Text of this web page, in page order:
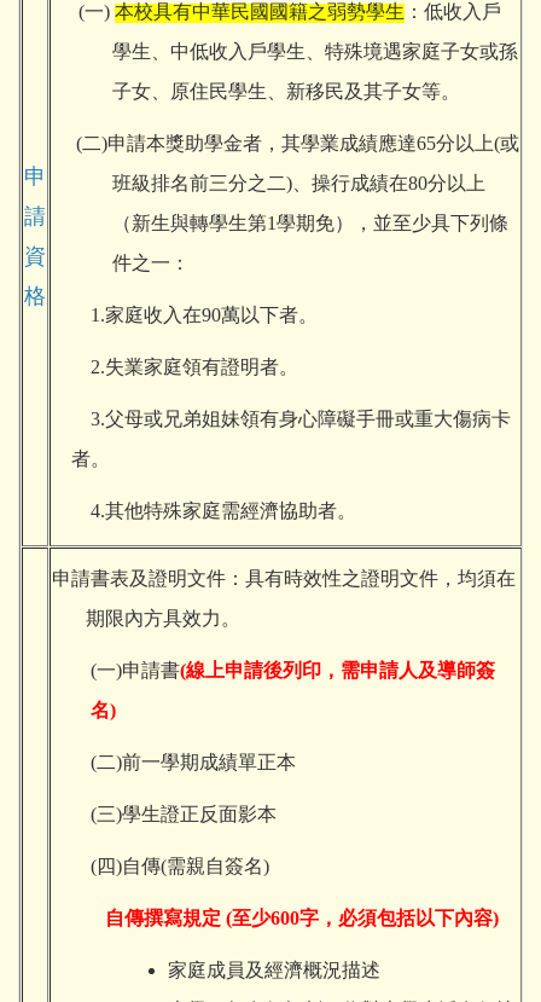
申
請
資
格
(一) 本校具有中華民國國籍之弱勢學生 ：低收入戶
學生、中低收入戶學生、特殊境遇家庭子女或孫
子女、原住民學生、新移民及其子女等。
(二)申請本獎助學金者，其學業成績應達65分以上(或
班級排名前三分之二)、操行成績在80分以上
（新生與轉學生第1學期免），並至少具下列條
件之一：
1.家庭收入在90萬以下者。
2.失業家庭領有證明者。
3.父母或兄弟姐妹領有身心障礙手冊或重大傷病卡
者。
4.其他特殊家庭需經濟協助者。
申請書表及證明文件：具有時效性之證明文件，均須在
期限內方具效力。
(一)申請書(線上申請後列印，需申請人及導師簽
名)
(二)前一學期成績單正本
(三)學生證正反面影本
(四)自傳(需親自簽名)
自傳撰寫規定 (至少600字，必須包括以下內容)
家庭成員及經濟概況描述